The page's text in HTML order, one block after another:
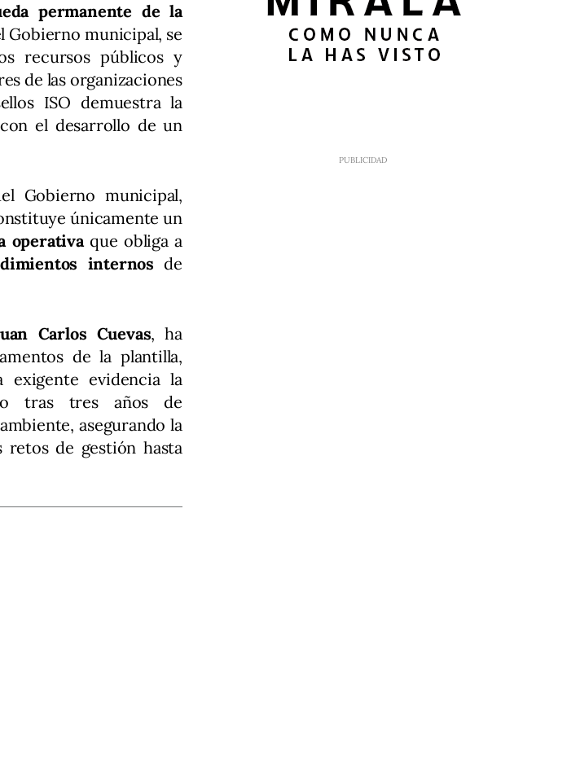
permanente de la
Gobierno municipal, se
recursos públicos y
de las organizaciones
ISO demuestra la
el desarrollo de un
Gobierno municipal,
únicamente un
operativaque obliga a
internos de
Carlos Cuevas, ha
de la plantilla,
exigente evidencia la
tras tres años de
asegurando la
de gestión hasta